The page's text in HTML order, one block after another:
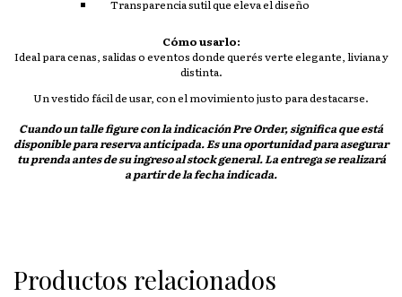
Transparencia sutil que eleva el diseño
Cómo usarlo:
Ideal para cenas, salidas o eventos donde querés verte elegante, liviana y
distinta.
Un vestido fácil de usar, con el movimiento justo para destacarse.
Cuando un talle figure con la indicaciónPre Order, significa que está
disponible para reserva anticipada. Es una oportunidad para asegurar
tu prenda antes de su ingreso al stock general. La entrega se realizará
a partir de la fecha indicada.
Productos relacionados